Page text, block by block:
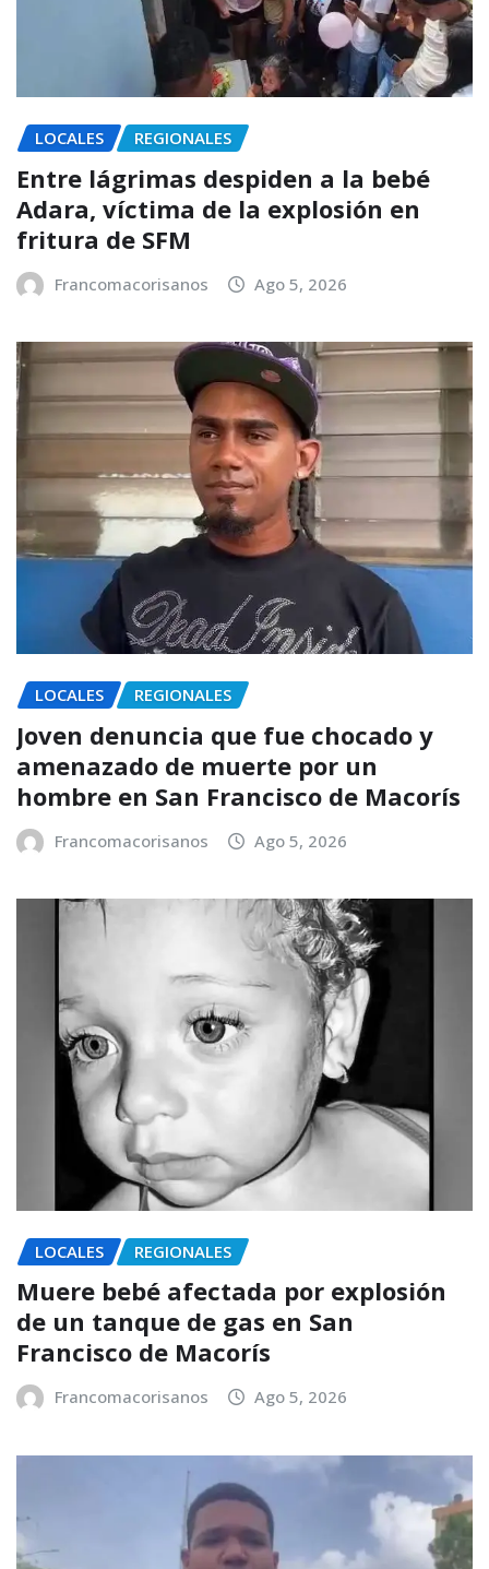
LOCALES REGIONALES
Entre lágrimas despiden a la bebé
Adara, víctima de la explosión en
fritura de SFM
Francomacorisanos Ago 5, 2026
LOCALES REGIONALES
Joven denuncia que fue chocado y
amenazado de muerte por un
hombre en San Francisco de Macorís
Francomacorisanos Ago 5, 2026
LOCALES REGIONALES
Muere bebé afectada por explosión
de un tanque de gas en San
Francisco de Macorís
Francomacorisanos Ago 5, 2026